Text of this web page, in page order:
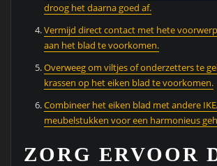
droog het daarna goed af.
Vermijd direct contact met hete
aan het blad te voorkomen.
Overweeg om viltjes of onderzetters te
krassen op het eiken blad te voorkomen.
Combineer het eiken blad met andere
meubelstukken voor een harmonieus
ZORG ERVOOR